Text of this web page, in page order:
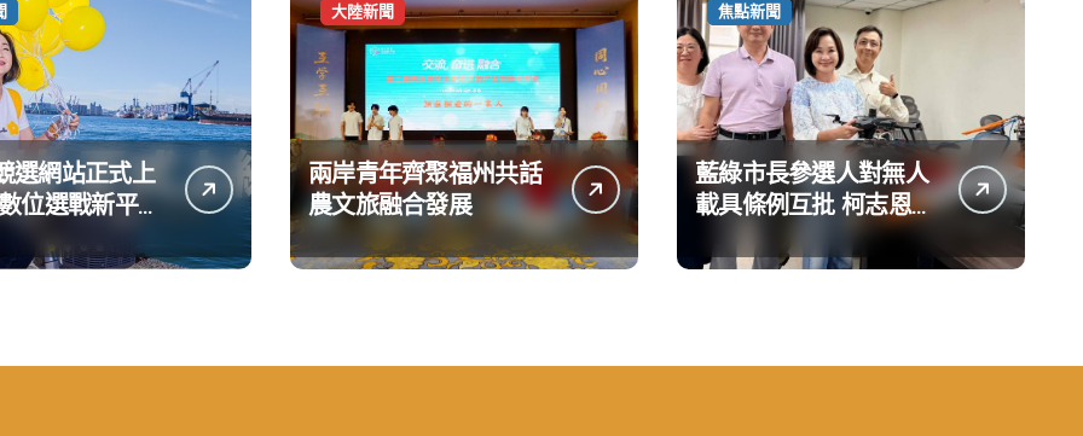
選網站正式上
位選戰新平台
亮點
大陸新聞
兩岸青年齊聚福州共話
農文旅融合發展
焦點新聞
藍綠市長參選人對無人
載具條例互批 柯志恩：
國民黨版才是「國防
+產業」務實版